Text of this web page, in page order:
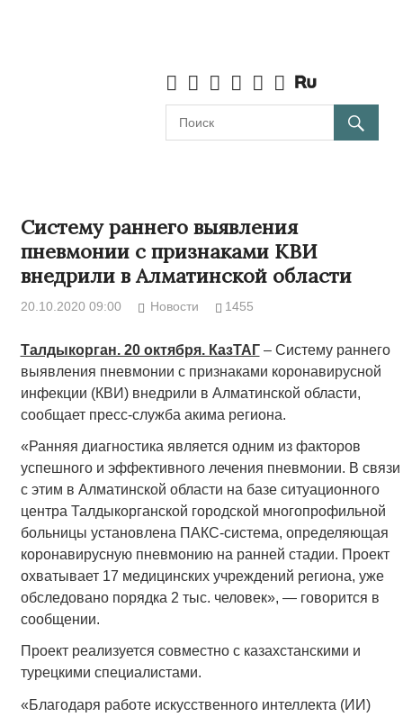
Систему раннего выявления
пневмонии с признаками КВИ
внедрили в Алматинской области
20.10.2020 09:00 Новости 1455
Талдыкорган. 20 октября. КазТАГ– Систему раннего
выявления пневмонии с признаками коронавирусной
инфекции (КВИ) внедрили в Алматинской области,
сообщает пресс-служба акима региона.
«Ранняя диагностика является одним из факторов
успешного и эффективного лечения пневмонии. В связи
с этим в Алматинской области на базе ситуационного
центра Талдыкорганской городской многопрофильной
больницы установлена ПАКС-система, определяющая
коронавирусную пневмонию на ранней стадии. Проект
охватывает 17 медицинских учреждений региона, уже
обследовано порядка 2 тыс. человек», — говорится в
сообщении.
Проект реализуется совместно с казахстанскими и
турецкими специалистами.
«Благодаря работе искусственного интеллекта (ИИ)